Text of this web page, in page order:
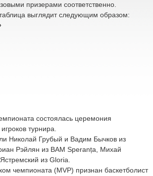
призерами соответственно.
выглядит следующим образом:
состоялась церемония
турнира.
Николай Грубый и Вадим Бычков из
Рэйлян из BAM Speranța, Михай
из Gloria.
чемпионата (MVP) признан баскетболист